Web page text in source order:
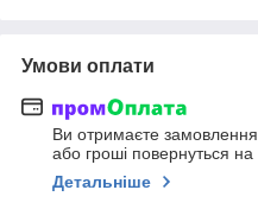
Умови оплати
Ви отримаєте замовлення
або гроші повернуться на
Детальніше